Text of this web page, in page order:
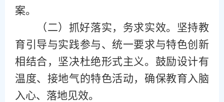
案。
（二） 抓好落实，务求实效。坚持教
育引导与实践参与、统一要求与特色创新
相结合，坚决杜绝形式主义。鼓励设计有
温度、接地气的特色活动，确保教育入脑
入心、落地见效。